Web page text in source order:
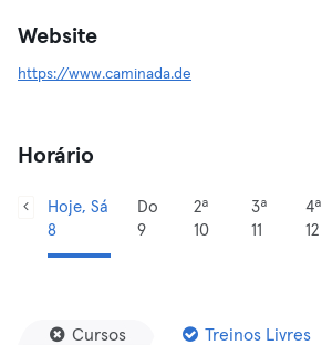
Website
https://www.caminada.de
Horário
Hoje, Sá
8
Do
9
2ª
10
3ª
11
4ª
12
Cursos Treinos Livres